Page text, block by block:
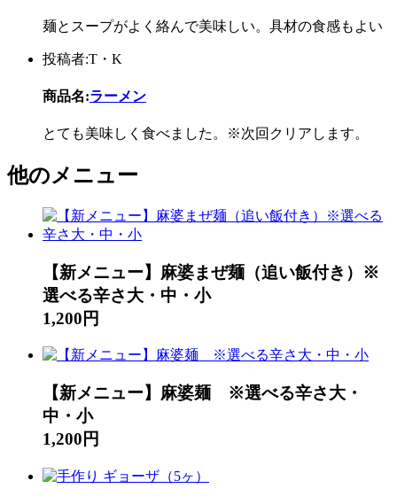
麺とスープがよく絡んで美味しい。具材の食感もよい
投稿者:T・K
商品名:ラーメン
とても美味しく食べました。※次回クリアします。
他のメニュー
【新メニュー】麻婆まぜ麺（追い飯付き）※
選べる辛さ大・中・小
1,200円
【新メニュー】麻婆麺 ※選べる辛さ大・
中・小
1,200円